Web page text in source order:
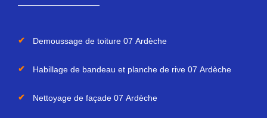
Demoussage de toiture 07 Ardèche
Habillage de bandeau et planche de rive 07 Ardèche
Nettoyage de façade 07 Ardèche